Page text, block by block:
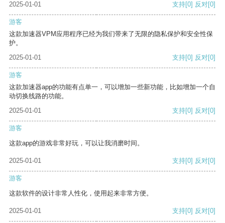
2025-01-01
支持[0] 反对[0]
游客
这款加速器VPM应用程序已经为我们带来了无限的隐私保护和安全性保
护。
2025-01-01
支持[0] 反对[0]
游客
这款加速器app的功能有点单一，可以增加一些新功能，比如增加一个自
动切换线路的功能。
2025-01-01
支持[0] 反对[0]
游客
这款app的游戏非常好玩，可以让我消磨时间。
2025-01-01 支持[0] 反对[0]
游客
这款软件的设计非常人性化，使用起来非常方便。
2025-01-01 支持[0] 反对[0]